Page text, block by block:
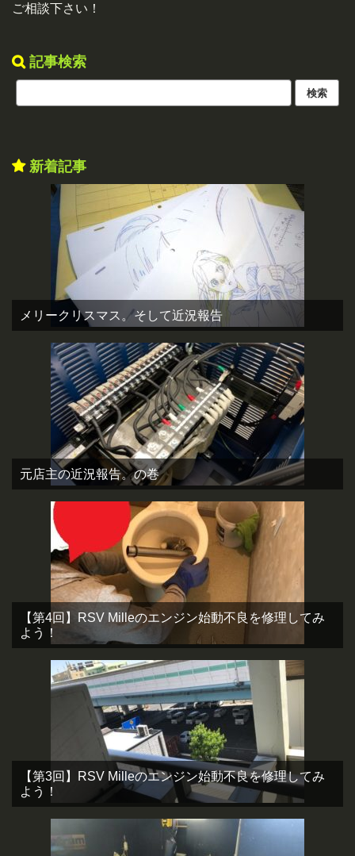
ご相談下さい！
記事検索
新着記事
メリークリスマス。そして近況報告
元店主の近況報告。の巻
【第4回】RSV Milleのエンジン始動不良を修理してみ
よう！
【第3回】RSV Milleのエンジン始動不良を修理してみ
よう！